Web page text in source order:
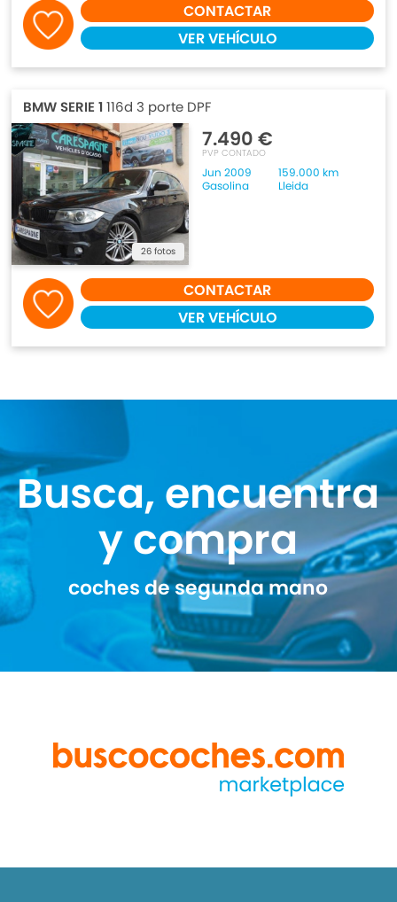
CONTACTAR
VER VEHÍCULO
BMW SERIE 1116d 3 porte DPF
26 fotos
7.490 €
PVP CONTADO
Jun 2009
159.000 km
Gasolina
Lleida
CONTACTAR
VER VEHÍCULO
Busca, encuentra
y compra
coches de segunda mano